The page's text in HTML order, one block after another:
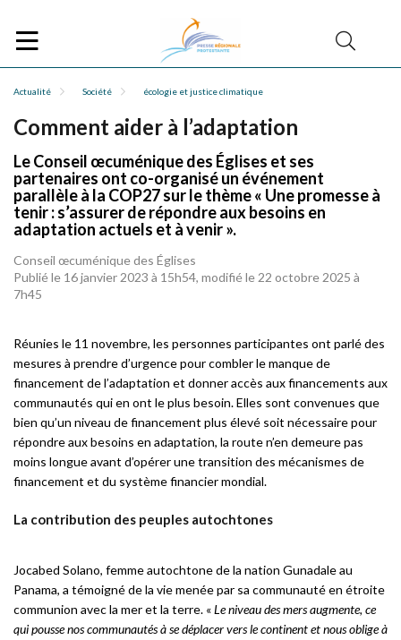
Actualité Société écologie et justice climatique
Comment aider à l’adaptation
Le Conseil œcuménique des Églises et ses
partenaires ont co-organisé un événement
parallèle à la COP27 sur le thème « Une promesse à
tenir : s’assurer de répondre aux besoins en
adaptation actuels et à venir ».
Conseil œcuménique des Églises
Publié le 16 janvier 2023 à 15h54, modifié le 22 octobre 2025 à
7h45
Réunies le 11 novembre, les personnes participantes ont parlé des
mesures à prendre d’urgence pour combler le manque de
financement de l’adaptation et donner accès aux financements aux
communautés qui en ont le plus besoin. Elles sont convenues que
bien qu’un niveau de financement plus élevé soit nécessaire pour
répondre aux besoins en adaptation, la route n’en demeure pas
moins longue avant d’opérer une transition des mécanismes de
financement et du système financier mondial.
La contribution des peuples autochtones
Jocabed Solano, femme autochtone de la nation Gunadale au
Panama, a témoigné de la vie menée par sa communauté en étroite
communion avec la mer et la terre. «Le niveau des mers augmente, ce
qui pousse nos communautés à se déplacer vers le continent et nous oblige à